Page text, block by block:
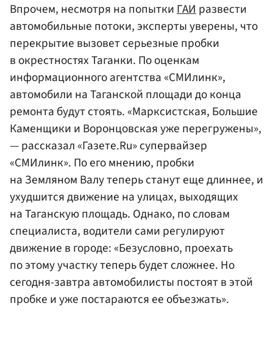
Впрочем, несмотря на попыткиГАИразвести
автомобильные потоки, эксперты уверены, что
перекрытие вызовет серьезные пробки
в окрестностях Таганки. По оценкам
информационного агентства «СМИлинк»,
автомобили на Таганской площади до конца
ремонта будут стоять. «Марксистская, Большие
Каменщики и Воронцовская уже перегружены»,
— рассказал «Газете.Ru» супервайзер
«СМИлинк». По его мнению, пробки
на Земляном Валу теперь станут еще длиннее, и
ухудшится движение на улицах, выходящих
на Таганскую площадь. Однако, по словам
специалиста, водители сами регулируют
движение в городе: «Безусловно, проехать
по этому участку теперь будет сложнее. Но
сегодня-завтра автомобилисты постоят в этой
пробке и уже постараются ее объезжать».